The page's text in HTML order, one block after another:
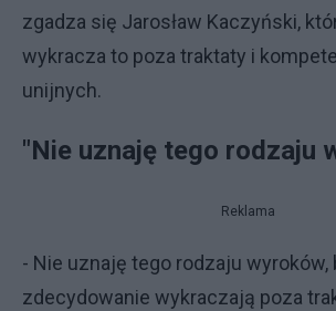
zgadza się Jarosław Kaczyński,
wykracza to poza traktaty i
unijnych.
"Nie uznaję tego rodzaju
Reklama
- Nie uznaję tego rodzaju wyroków,
zdecydowanie wykraczają poza